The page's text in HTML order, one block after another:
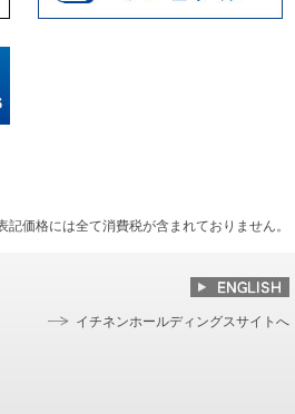
価格には全て消費税が含まれておりません。
イチネンホールディングスサイトへ